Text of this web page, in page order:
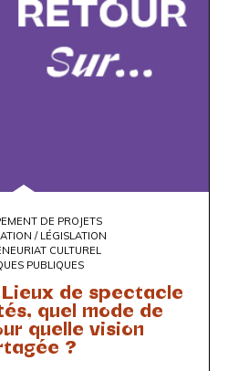
DE PROJETS
/ LÉGISLATION
CULTUREL
PUBLIQUES
de spectacle
quel mode de
quelle vision
?